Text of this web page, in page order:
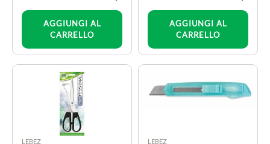
AGGIUNGI AL
CARRELLO
AGGIUNGI AL
CARRELLO
LEBEZ LEBEZ